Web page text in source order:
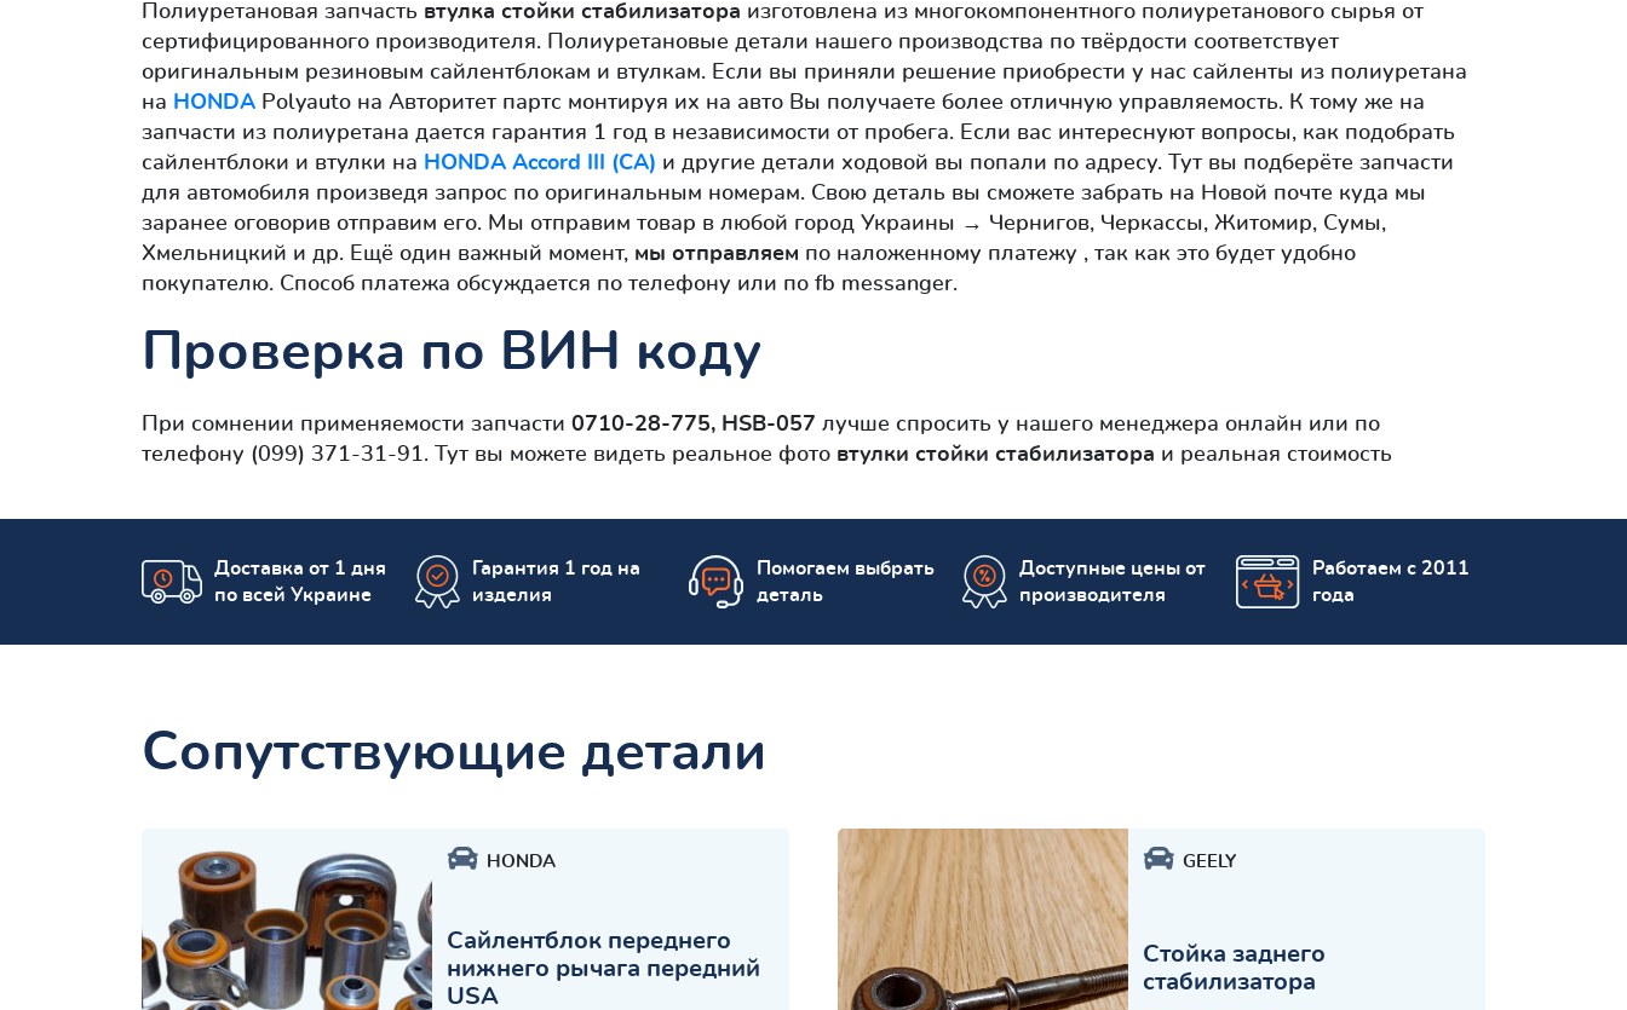
Полиуретановая запчасть втулка стойки стабилизатора изготовлена из многокомпонентного полиуретанового сырья от
сертифицированного производителя. Полиуретановые детали нашего производства по твёрдости соответствует
оригинальным резиновым сайлентблокам и втулкам. Если вы приняли решение приобрести у нас сайленты из полиуретана
на HONDA Polyauto на Авторитет партс монтируя их на авто Вы получаете более отличную управляемость. К тому же на
запчасти из полиуретана дается гарантия 1 год в независимости от пробега. Если вас интереснуют вопросы, как подобрать
сайлентблоки и втулки на HONDA Accord III (CA) и другие детали ходовой вы попали по адресу. Тут вы подберёте запчасти
для автомобиля произведя запрос по оригинальным номерам. Свою деталь вы сможете забрать на Новой почте куда мы
заранее оговорив отправим его. Мы отправим товар в любой город Украины → Чернигов, Черкассы, Житомир, Сумы,
Хмельницкий и др. Ещё один важный момент, мы отправляем по наложенному платежу , так как это будет удобно
покупателю. Способ платежа обсуждается по телефону или по fb messanger.
Проверка по ВИН коду
При сомнении применяемости запчасти 0710-28-775, HSB-057 лучше спросить у нашего менеджера онлайн или по
телефону (099) 371-31-91. Тут вы можете видеть реальное фото втулки стойки стабилизатора и реальная стоимость
Доставка от 1 дня
по всей Украине
Гарантия 1 год на
изделия
Помогаем выбрать
деталь
Доступные цены от
производителя
Работаем с 2011
года
Сопутствующие детали
HONDA
Сайлентблок переднего
нижнего рычага передний
USA
GEELY
Стойка заднего
стабилизатора